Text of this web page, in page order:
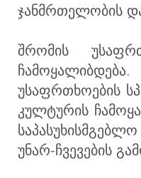
ჯანმრთელობის
შრომის
უსაფრთხოების
კულტურის
უნარ-ჩვევების